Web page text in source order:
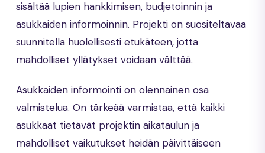
sisältää lupien hankkimisen, budjetoinnin ja
asukkaiden informoinnin. Projekti on suositeltavaa
suunnitella huolellisesti etukäteen, jotta
mahdolliset yllätykset voidaan välttää.
Asukkaiden informointi on olennainen osa
valmistelua. On tärkeää varmistaa, että kaikki
asukkaat tietävät projektin aikataulun ja
mahdolliset vaikutukset heidän päivittäiseen